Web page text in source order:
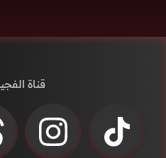
قناة